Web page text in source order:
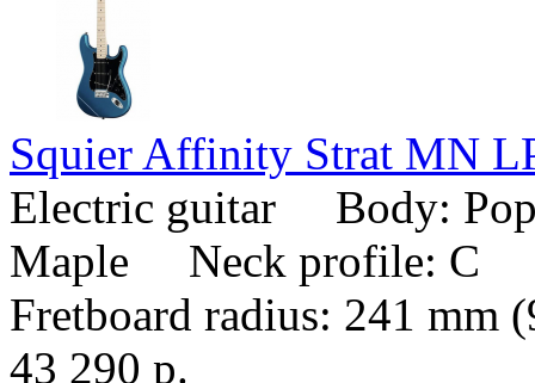
Squier Affinity Strat MN
Electric guitar Body:
Maple Neck profile: C
Fretboard radius: 241
43 290 р.